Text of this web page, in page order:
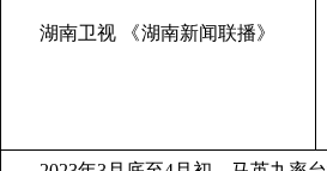
湖南卫视 《湖南新闻联播》